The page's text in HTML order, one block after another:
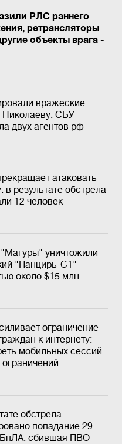
РЛС раннего
ретрансляторы
объекты врага -
вражеские
Николаеву: СБУ
двух агентов рф
атаковать
результате обстрела
12 человек
уничтожили
"Панцирь-С1"
около $15 млн
ограничение
к интернету:
мобильных сессий
обстрела
попадание 29
сбившая ПВО